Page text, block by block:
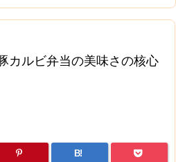
カルビ弁当の美味さの核心
B!